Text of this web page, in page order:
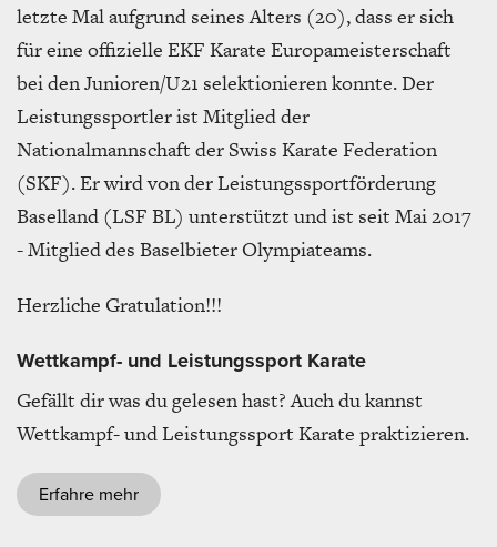
letzte Mal aufgrund seines Alters (20), dass er sich
für eine offizielle EKF Karate Europameisterschaft
bei den Junioren/U21 selektionieren konnte. Der
Leistungssportler ist Mitglied der
Nationalmannschaft der Swiss Karate Federation
(SKF). Er wird von der Leistungssportförderung
Baselland (LSF BL) unterstützt und ist seit Mai 2017
- Mitglied des Baselbieter Olympiateams.
Herzliche Gratulation!!!
Wettkampf- und Leistungssport Karate
Gefällt dir was du gelesen hast? Auch du kannst
Wettkampf- und Leistungssport Karate praktizieren.
Erfahre mehr